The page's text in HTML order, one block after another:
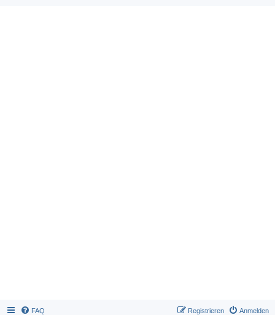
FAQ Anmelden
Registrieren